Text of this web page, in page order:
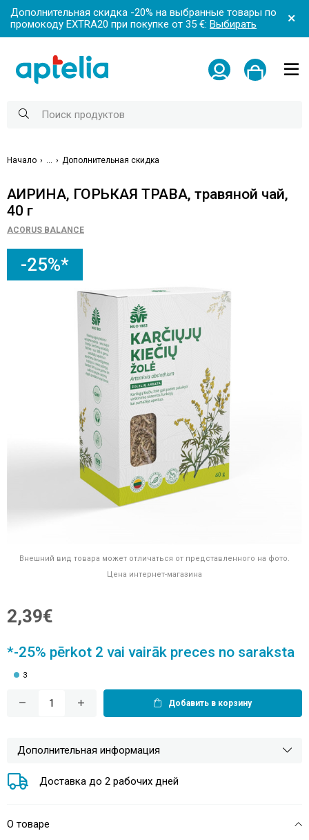
Дополнительная скидка -20% на выбранные товары по
промокоду EXTRA20 при покупке от 35 €: Выбирать
Начало Дополнительная скидка
АИРИНА, ГОРЬКАЯ ТРАВА, травяной чай,
40 г
ACORUS BALANCE
-25%*
Внешний вид товара может отличаться от представленного на фото.
Цена интернет-магазина
2,39€
*-25% pērkot 2 vai vairāk preces no saraksta
3
Добавить в корзину
Дополнительная информация
Доставка до 2 рабочих дней
О товаре